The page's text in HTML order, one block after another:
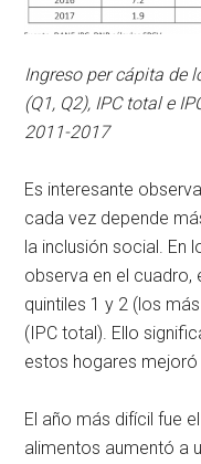
Ingreso per cápita de
(Q1, Q2), IPC total e
2011-2017
Es interesante
cada vez depende
la inclusión social. En
observa en el cuadro,
quintiles 1 y 2 (los
(IPC total). Ello
estos hogares mejoró
El año más difícil fue
alimentos aumentó a